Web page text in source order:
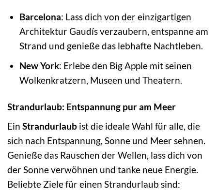
Barcelona: Lass dich von der einzigartigen
Architektur Gaudís verzaubern, entspanne am
Strand und genieße das lebhafte Nachtleben.
New York: Erlebe den Big Apple mit seinen
Wolkenkratzern, Museen und Theatern.
Strandurlaub: Entspannung pur am Meer
Ein Strandurlaub ist die ideale Wahl für alle, die
sich nach Entspannung, Sonne und Meer sehnen.
Genieße das Rauschen der Wellen, lass dich von
der Sonne verwöhnen und tanke neue Energie.
Beliebte Ziele für einen Strandurlaub sind: